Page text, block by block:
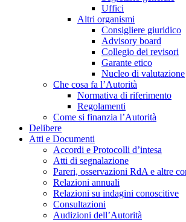
Uffici
Altri organismi
Consigliere giuridico
Advisory board
Collegio dei revisori
Garante etico
Nucleo di valutazione
Che cosa fa l’Autorità
Normativa di riferimento
Regolamenti
Come si finanzia l’Autorità
Delibere
Atti e Documenti
Accordi e Protocolli d’intesa
Atti di segnalazione
Pareri, osservazioni RdA e altre
Relazioni annuali
Relazioni su indagini conoscitive
Consultazioni
Audizioni dell’Autorità